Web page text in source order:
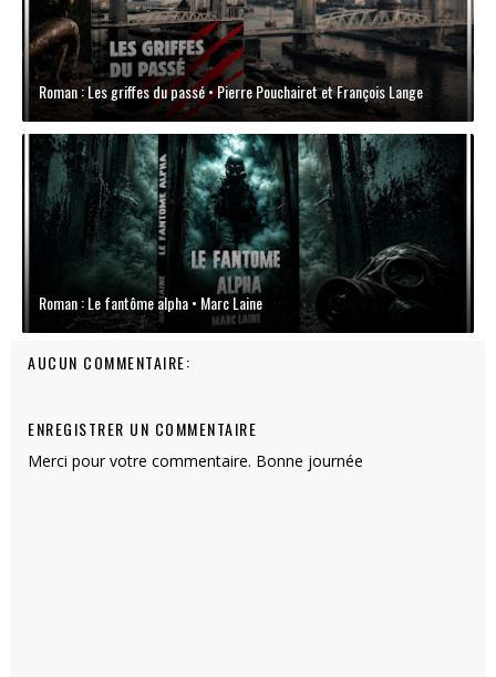
Roman : Les griffes du passé • Pierre Pouchairet et François Lange
Roman : Le fantôme alpha • Marc Laine
AUCUN COMMENTAIRE:
ENREGISTRER UN COMMENTAIRE
Merci pour votre commentaire. Bonne journée